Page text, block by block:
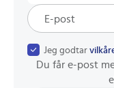
Jeg godtar
Du får e-post